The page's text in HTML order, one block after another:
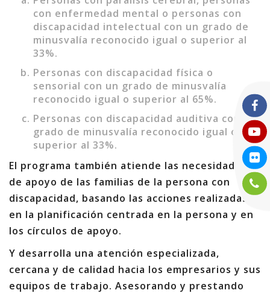
con enfermedad mental o personas con
discapacidad intelectual con un grado de
minusvalía reconocido igual o superior al
33%.
Personas con discapacidad física o
sensorial con un grado de minusvalía
reconocido igual o superior al 65%.
Personas con discapacidad auditiva con un
grado de minusvalía reconocido igual o
superior al 33%.
El programa también atiende las necesidades
de apoyo de las familias de la persona con
discapacidad, basando las acciones realizadas
en la planificación centrada en la persona y en
los círculos de apoyo.
Y desarrolla una atención especializada,
cercana y de calidad hacia los empresarios y sus
equipos de trabajo. Asesorando y prestando